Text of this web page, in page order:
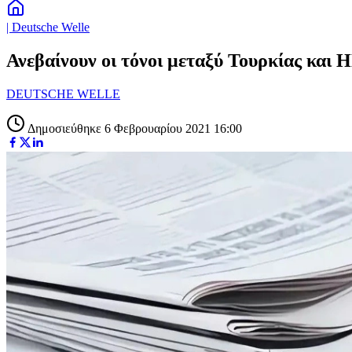
| Deutsche Welle
Ανεβαίνουν οι τόνοι μεταξύ Τουρκίας και
DEUTSCHE WELLE
Δημοσιεύθηκε 6 Φεβρουαρίου 2021 16:00